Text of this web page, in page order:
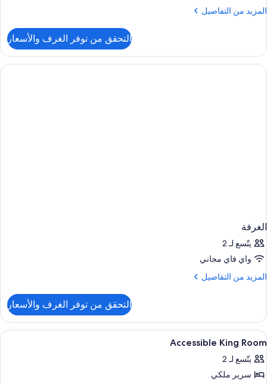
المزيد من التفاصيل
المزيد
الغرفة
التحقق من توفر الغرف والأسعار
الغرفة
يتّسع لـ 2
واي فاي مجاني
المزيد من التفاصيل
المزيد
الغرفة
التحقق من توفر الغرف والأسعار
استعراض
جميع
صور
Accessible
أغطية فراش متميزة وميني بار وخزنة
4
Accessible King Room
يتّسع لـ 2
سرير ملكي